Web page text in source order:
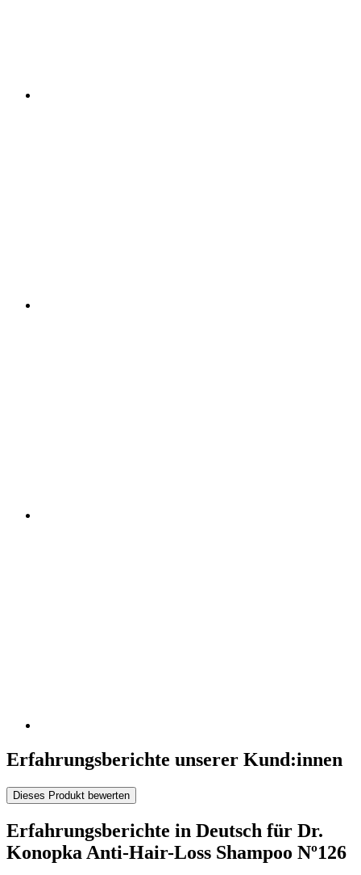
Erfahrungsberichte unserer Kund:innen
Dieses Produkt bewerten
Erfahrungsberichte in Deutsch für Dr.
Konopka Anti-Hair-Loss Shampoo Nº126